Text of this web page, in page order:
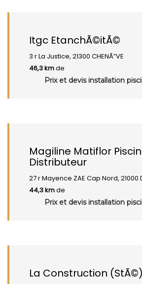
Itgc EtanchÃ©itÃ©
3 r La Justice, 21300 CHENÃ”VE
46,3 kmde
Prix et devis installation
Magiline Matiflor
Distributeur
27 r Mayence ZAE Cap Nord, 21000
44,3 kmde
Prix et devis installation
La Construction (StÃ©)